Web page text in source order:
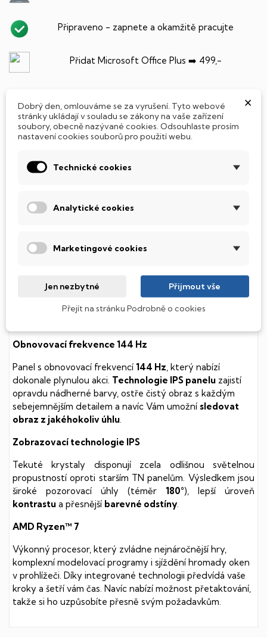
Připraveno - zapnete a okamžitě pracujte
Přidat Microsoft Office Plus ➡️ 499,-
POPIS PARAMETRY PRODUKTU
Tento notebook je vybaven
(Solid State Drive)
součástmi a je tak mnohem méně náchylný
mnohem rychlejšípráci s daty.
Integrovaný systém úsporných LED diod osvítí jednotlivé
klávesy tak, aby byly krásně čitelné i během temné noci,
Obnovovací frekvence 144 Hz
Panel s obnovovací frekvencí 144 Hz , který nabízí
dokonale plynulou akci. Technologie IPS panelu zajistí
opravdu nádherné barvy, ostře čistý obraz s každým
sebejemnějším detailem a navíc Vám umožní sledovat
obraz z jakéhokoliv úhlu
Zobrazovací technologie IPS
Tekuté krystaly disponují zcela odlišnou světelnou
propustností oproti starším TN panelům. Výsledkem jsou
široké pozorovací úhly (téměr 180°), lepší úroveň
kontrastu a přesnější barevné odstíny
AMD Ryzen™ 7
Výkonný procesor, který zvládne nejnáročnější hry,
komplexní modelovací programy i sjíždění hromady oken
v prohlížeči. Díky integrované technologii předvídá vaše
kroky a šetří vám čas. Navíc nabízí možnost přetaktování,
takže si ho uzpůsobíte přesně svým požadavkům.
×
Dobrý den, omlouváme se za vyrušení. Tyto webové
stránky ukládají v souladu se zákony na vaše zařízení
soubory, obecně nazývané cookies. Odsouhlaste prosím
nastavení cookies souborů pro použití webu.
Technické cookies
Analytické cookies
Marketingové cookies
Jen nezbytné Přijmout vše
Přejít na stránku Podrobně o cookies